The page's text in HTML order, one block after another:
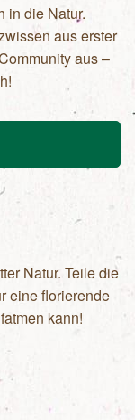
in die Natur.
aus erster
aus –
Natur. Teile die
eine florierende
kann!